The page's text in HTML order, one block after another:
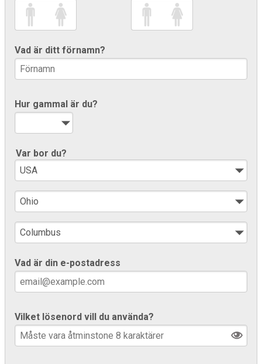
Vad är ditt förnamn?
Hur gammal är du?
Var bor du?
Vad är din e-postadress
Vilket lösenord vill du använda?